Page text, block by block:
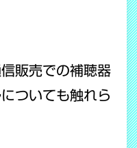
販売での補聴器
ついても触れら